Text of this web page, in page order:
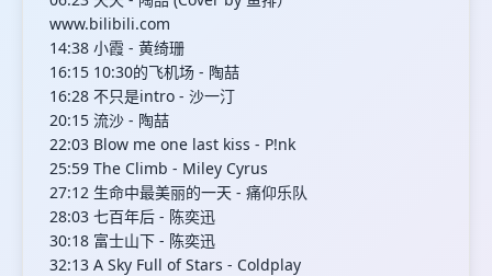
www.bilibili.com
14:38 小霞 - 黄绮珊
16:15 10:30的飞机场 - 陶喆
16:28 不只是intro - 沙一汀
20:15 流沙 - 陶喆
22:03 Blow me one last kiss - P!nk
25:59 The Climb - Miley Cyrus
27:12 生命中最美丽的一天 - 痛仰乐队
28:03 七百年后 - 陈奕迅
30:18 富士山下 - 陈奕迅
32:13 A Sky Full of Stars - Coldplay